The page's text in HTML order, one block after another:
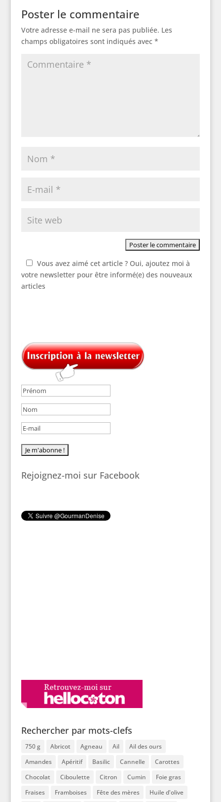
Poster le commentaire
Votre adresse e-mail ne sera pas publiée. Les
champs obligatoires sont indiqués avec *
Vous avez aimé cet article ? Oui, ajoutez moi à
votre newsletter pour être informé(e) des nouveaux
articles
Rejoignez-moi sur Facebook
Rechercher par mots-clefs
750 g Abricot Agneau Ail
Ail des ours
Amandes
Apéritif Basilic Cannelle
Carottes
Chocolat
Ciboulette Citron Cumin
Foie gras
Fraises
Framboises Fête des mères Huile d'olive